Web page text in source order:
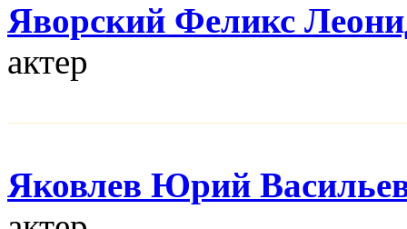
Яворский Феликс
актер
Яковлев Юрий